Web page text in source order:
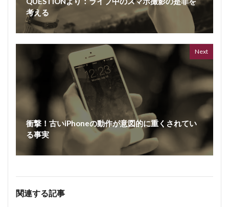
考える
Next
衝撃！古いiPhoneの動作が意図的に重くされてい
る事実
関連する記事